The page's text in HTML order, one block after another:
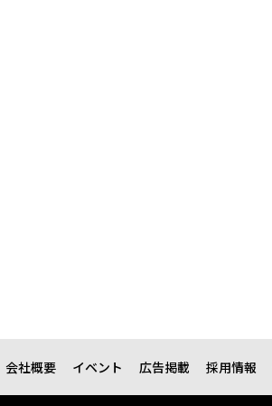
会社概要 イベント 広告掲載 採用情報